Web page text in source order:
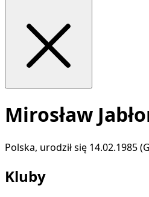
Mirosław
Polska, urodził się 14.02.1985
Kluby